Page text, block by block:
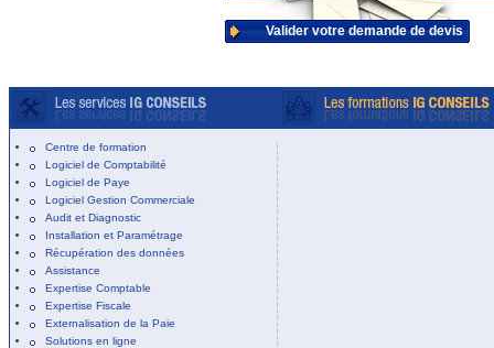
Valider votre demande de devis
Centre de formation
Logiciel de Comptabilité
Logiciel de Paye
Logiciel Gestion Commerciale
Audit et Diagnostic
Installation et Paramétrage
Récupération des données
Assistance
Expertise Comptable
Expertise Fiscale
Externalisation de la Paie
Solutions en ligne